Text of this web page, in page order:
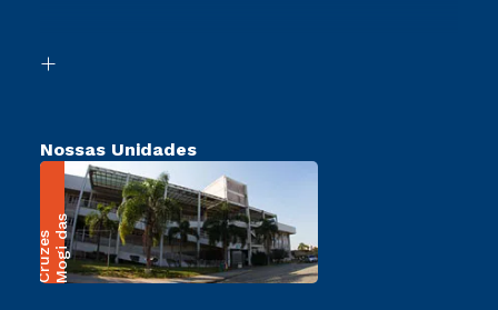
Transferência
Nossas Unidades
M
o
g
i
da
s
C
r
u
z
e
s